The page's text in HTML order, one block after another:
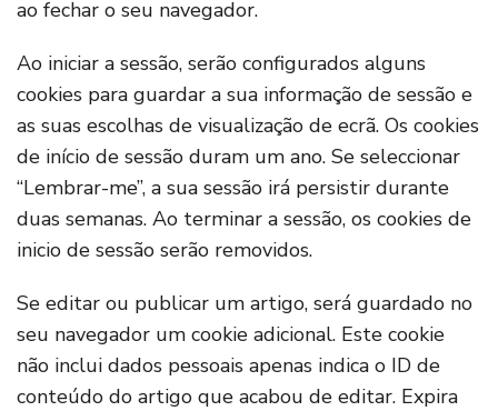
ao fechar o seu navegador.
Ao iniciar a sessão, serão configurados alguns
cookies para guardar a sua informação de sessão e
as suas escolhas de visualização de ecrã. Os cookies
de início de sessão duram um ano. Se seleccionar
“Lembrar-me”, a sua sessão irá persistir durante
duas semanas. Ao terminar a sessão, os cookies de
inicio de sessão serão removidos.
Se editar ou publicar um artigo, será guardado no
seu navegador um cookie adicional. Este cookie
não inclui dados pessoais apenas indica o ID de
conteúdo do artigo que acabou de editar. Expira